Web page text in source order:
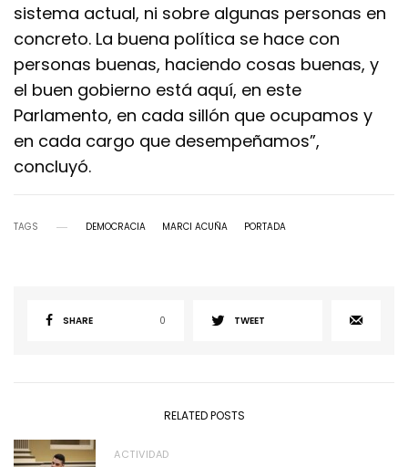
sistema actual, ni sobre algunas personas en
concreto. La buena política se hace con
personas buenas, haciendo cosas buenas, y
el buen gobierno está aquí, en este
Parlamento, en cada sillón que ocupamos y
en cada cargo que desempeñamos”,
concluyó.
TAGS DEMOCRACIA MARCI ACUÑA PORTADA
SHARE 0 TWEET
RELATED POSTS
ACTIVIDAD